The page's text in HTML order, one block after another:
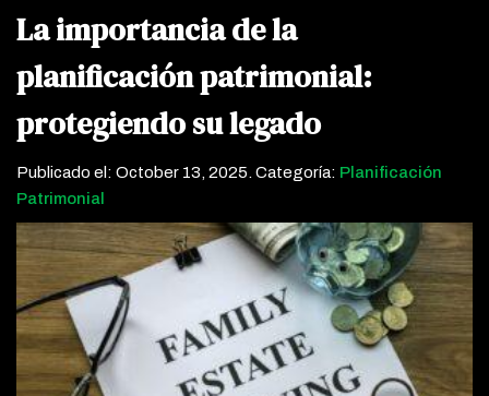
La importancia de la
planificación patrimonial:
protegiendo su legado
Publicado el: October 13, 2025. Categoría: Planificación
Patrimonial